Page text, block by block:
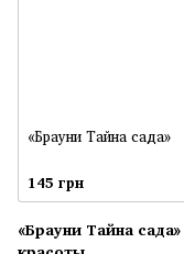
«Брауни Тайна сада»
145 грн
«Брауни Тайна сада»